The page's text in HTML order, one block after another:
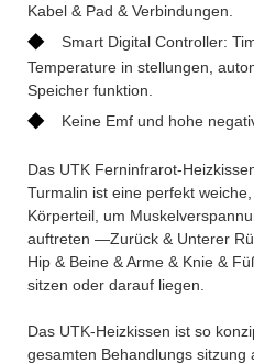
Kabel & Pad & Verbindungen.
◆
Smart Digital Controller:
Temperature in stellungen,
Speicher funktion.
◆ Keine Emf und hohe
Das UTK Ferninfrarot-
Turmalin ist eine perfekt
Körperteil, um
auftreten —Zurück & Unterer
Hip & Beine & Arme & Knie &
sitzen oder darauf liegen.
Das UTK-Heizkissen ist so
gesamten Behandlungs sitzung